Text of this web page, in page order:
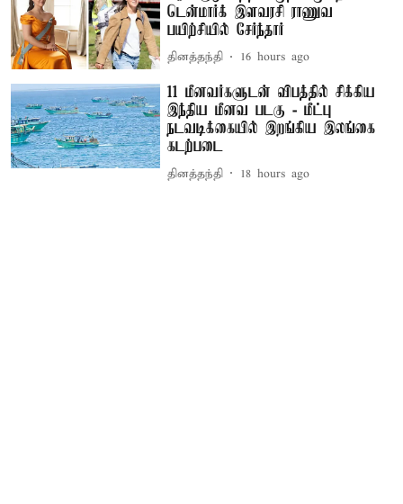
டென்மார்க் இளவரசி ராணுவ
பயிற்சியில் சேர்ந்தார்
தினத்தந்தி 16 hours ago
11 மீனவர்களுடன் விபத்தில் சிக்கிய
இந்திய மீனவ படகு - மீட்பு
நடவடிக்கையில் இறங்கிய இலங்கை
கடற்படை
தினத்தந்தி 18 hours ago